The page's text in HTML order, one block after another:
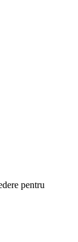
pentru